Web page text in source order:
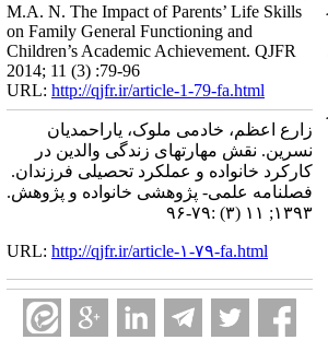
M.A. N. The Impact of Parents’ Life Skills
on Family General Functioning and
Children’s Academic Achievement. QJFR
2014; 11 (3) :79-96
URL: http://qjfr.ir/article-1-79-fa.html
زارع اعظم، خادمی ملوک، یاراحمدیان
نسرین. نقش مهارتهای زندگی والدین در
کارکرد خانواده و عملکرد تحصیلی فرزندان.
فصلنامه علمی- پژوهشی خانواده و پژوهش.
۱۳۹۳; ۱۱ (۳) :۷۹-۹۶
URL: http://qjfr.ir/article-۱-۷۹-fa.html